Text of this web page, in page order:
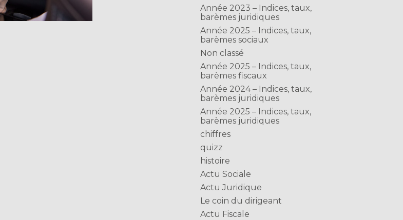
Année 2023 – Indices, taux,
barèmes juridiques
Année 2025 – Indices, taux,
barèmes sociaux
Non classé
Année 2025 – Indices, taux,
barèmes fiscaux
Année 2024 – Indices, taux,
barèmes juridiques
Année 2025 – Indices, taux,
barèmes juridiques
chiffres
quizz
histoire
Actu Sociale
Actu Juridique
Le coin du dirigeant
Actu Fiscale